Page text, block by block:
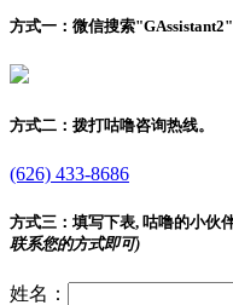
方式一： 微信搜索"GAssistant2
方式二： 拨打咕噜咨询热线。
(626) 433-8686
方式三： 填写下表, 咕噜的小伙
联系您的方式即可)
姓名：